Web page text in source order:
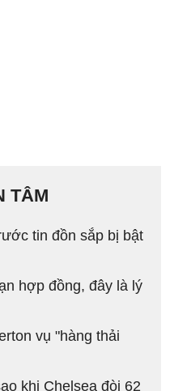
TÂM
tin đồn sắp bị bật
hợp đồng, đây là lý
vụ "hàng thải
khi Chelsea đòi 62